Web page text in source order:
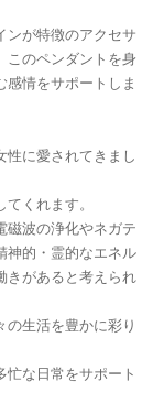
ンが特徴のアクセサ
このペンダントを身
感情をサポートしま
性に愛されてきまし
くれます。
磁波の浄化やネガテ
神的・霊的なエネル
きがあると考えられ
の生活を豊かに彩り
忙な日常をサポート